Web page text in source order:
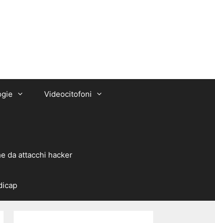
Videocitofoni
da attacchi hacker